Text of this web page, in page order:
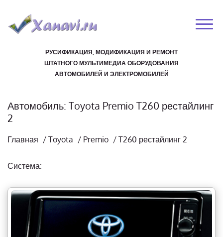
РУСИФИКАЦИЯ, МОДИФИКАЦИЯ И РЕМОНТ
ШТАТНОГО МУЛЬТИМЕДИА ОБОРУДОВАНИЯ
АВТОМОБИЛЕЙ И ЭЛЕКТРОМОБИЛЕЙ
Автомобиль: Toyota Premio T260 рестайлинг
2
Главная / Toyota / Premio / T260 рестайлинг 2
Система: